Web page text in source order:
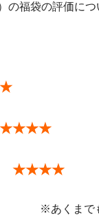
の福袋の評価につ
★★★★
※あくまで